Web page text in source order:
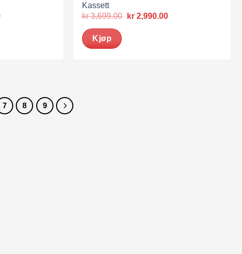
Nåværende
Kassett
kr3,699.00 Opprinnelig
kr2,990.00Nåværende
Kjøp
7 8 9